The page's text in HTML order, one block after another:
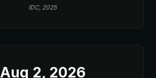
IDC, 2025
Aug 2, 2026